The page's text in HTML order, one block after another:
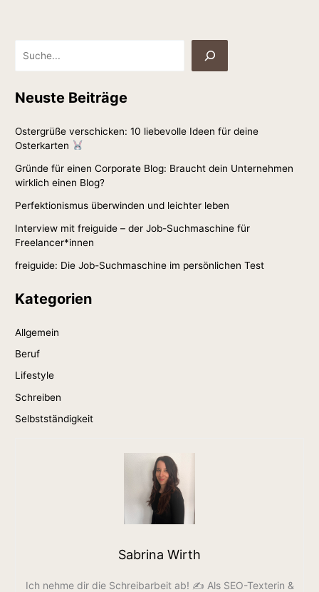
Neuste Beiträge
Ostergrüße verschicken: 10 liebevolle Ideen für deine
Osterkarten
Gründe für einen Corporate Blog: Braucht dein Unternehmen
wirklich einen Blog?
Perfektionismus überwinden und leichter leben
Interview mit freiguide – der Job-Suchmaschine für
Freelancer*innen
freiguide: Die Job-Suchmaschine im persönlichen Test
Kategorien
Allgemein
Beruf
Lifestyle
Schreiben
Selbstständigkeit
Sabrina Wirth
Ich nehme dir die Schreibarbeit ab! ✍️ Als SEO-Texterin &